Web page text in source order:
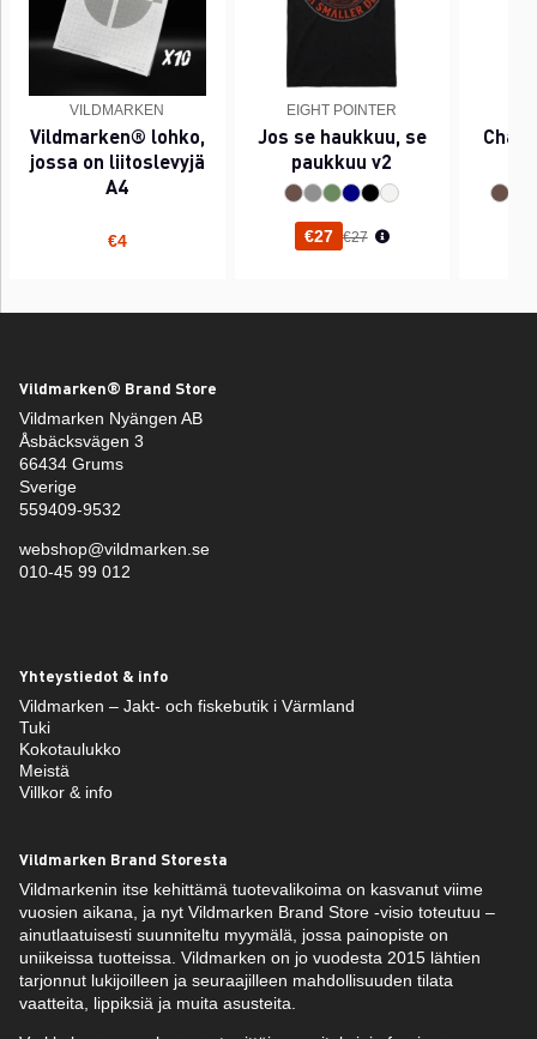
VILDMARKEN
Vildmarken® lohko,
jossa on liitoslevyjä
A4
€4
EIGHT POINTER
Jos se haukkuu, se
paukkuu v2
€27 Normaali hinta
€27
Vildmarken® Brand Store
Vildmarken Nyängen AB
Åsbäcksvägen 3
66434 Grums
Sverige
559409-9532
webshop@vildmarken.se
010-45 99 012
Yhteystiedot & info
Vildmarken – Jakt- och fiskebutik i Värmland
Tuki
Kokotaulukko
Meistä
Villkor & info
Vildmarken Brand Storesta
Vildmarkenin itse kehittämä tuotevalikoima on kasvanut viime
vuosien aikana, ja nyt Vildmarken Brand Store -visio toteutuu –
ainutlaatuisesti suunniteltu myymälä, jossa painopiste on
uniikeissa tuotteissa. Vildmarken on jo vuodesta 2015 lähtien
tarjonnut lukijoilleen ja seuraajilleen mahdollisuuden tilata
vaatteita, lippiksiä ja muita asusteita.